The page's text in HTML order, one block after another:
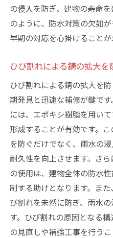
の侵入を防ぎ、建物の寿命
のように、防水対策の欠如
早期の対応を心掛けることが
ひび割れによる錆の拡大を
ひび割れによる錆の拡大を
期発見と迅速な補修が鍵で
には、エポキシ樹脂を用い
形成することが有効です。
を防ぐだけでなく、雨水の
耐久性を向上させます。さ
の使用は、建物全体の防水
制する助けとなります。ま
び割れを未然に防ぎ、雨水
す。ひび割れの原因となる
の見直しや補強工事を行う